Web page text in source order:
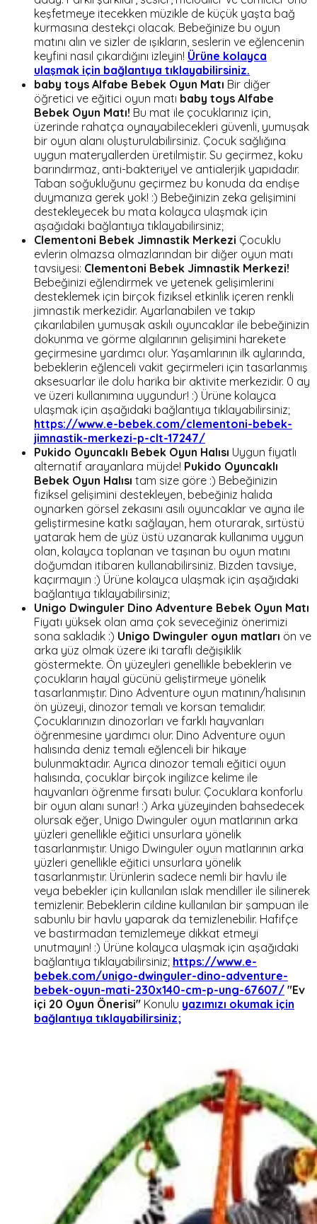
keşfetmeye itecekken müzikle de küçük yaşta bağ
kurmasına destekçi olacak. Bebeğinize bu oyun
matını alın ve sizler de ışıkların, seslerin ve eğlencenin
keyfini nasıl çıkardığını izleyin! Ürüne kolayca
ulaşmak için bağlantıya tıklayabilirsiniz.
baby toys Alfabe Bebek Oyun Matı Bir diğer
öğretici ve eğitici oyun matı baby toys Alfabe
Bebek Oyun Matı! Bu mat ile çocuklarınız için,
üzerinde rahatça oynayabilecekleri güvenli, yumuşak
bir oyun alanı oluşturulabilirsiniz. Çocuk sağlığına
uygun materyallerden üretilmiştir. Su geçirmez, koku
barındırmaz, anti-bakteriyel ve antialerjik yapıdadır.
Taban soğukluğunu geçirmez bu konuda da endişe
duymanıza gerek yok! :) Bebeğinizin zeka gelişimini
destekleyecek bu mata kolayca ulaşmak için
aşağıdaki bağlantıya tıklayabilirsiniz;
Clementoni Bebek Jimnastik Merkezi Çocuklu
evlerin olmazsa olmazlarından bir diğer oyun matı
tavsiyesi: Clementoni Bebek Jimnastik Merkezi!
Bebeğinizi eğlendirmek ve yetenek gelişimlerini
desteklemek için birçok fiziksel etkinlik içeren renkli
jimnastik merkezidir. Ayarlanabilen ve takıp
çıkarılabilen yumuşak askılı oyuncaklar ile bebeğinizin
dokunma ve görme algılarının gelişimini harekete
geçirmesine yardımcı olur. Yaşamlarının ilk aylarında,
bebeklerin eğlenceli vakit geçirmeleri için tasarlanmış
aksesuarlar ile dolu harika bir aktivite merkezidir. 0 ay
ve üzeri kullanımına uygundur! :) Ürüne kolayca
ulaşmak için aşağıdaki bağlantıya tıklayabilirsiniz;
https://www.e-bebek.com/clementoni-bebek-
jimnastik-merkezi-p-clt-17247/
Pukido Oyuncaklı Bebek Oyun Halısı Uygun fiyatlı
alternatif arayanlara müjde! Pukido Oyuncaklı
Bebek Oyun Halısı tam size göre :) Bebeğinizin
fiziksel gelişimini destekleyen, bebeğiniz halıda
oynarken görsel zekasını asılı oyuncaklar ve ayna ile
geliştirmesine katkı sağlayan, hem oturarak, sırtüstü
yatarak hem de yüz üstü uzanarak kullanıma uygun
olan, kolayca toplanan ve taşınan bu oyun matını
doğumdan itibaren kullanabilirsiniz. Bizden tavsiye,
kaçırmayın :) Ürüne kolayca ulaşmak için aşağıdaki
bağlantıya tıklayabilirsiniz;
Unigo Dwinguler Dino Adventure Bebek Oyun Matı
Fiyatı yüksek olan ama çok seveceğiniz önerimizi
sona sakladık :) Unigo Dwinguler oyun matları ön ve
arka yüz olmak üzere iki taraflı değişiklik
göstermekte. Ön yüzeyleri genellikle bebeklerin ve
çocukların hayal gücünü geliştirmeye yönelik
tasarlanmıştır. Dino Adventure oyun matının/halısının
ön yüzeyi, dinozor temalı ve korsan temalıdır.
Çocuklarınızın dinozorları ve farklı hayvanları
öğrenmesine yardımcı olur. Dino Adventure oyun
halısında deniz temalı eğlenceli bir hikaye
bulunmaktadır. Ayrıca dinozor temalı eğitici oyun
halısında, çocuklar birçok ingilizce kelime ile
hayvanları öğrenme fırsatı bulur. Çocuklara konforlu
bir oyun alanı sunar! :) Arka yüzeyinden bahsedecek
olursak eğer, Unigo Dwinguler oyun matlarının arka
yüzleri genellikle eğitici unsurlara yönelik
tasarlanmıştır. Unigo Dwinguler oyun matlarının arka
yüzleri genellikle eğitici unsurlara yönelik
tasarlanmıştır. Ürünlerin sadece nemli bir havlu ile
veya bebekler için kullanılan ıslak mendiller ile silinerek
temizlenir. Bebeklerin cildine kullanılan bir şampuan ile
sabunlu bir havlu yaparak da temizlenebilir. Hafifçe
ve bastırmadan temizlemeye dikkat etmeyi
unutmayın! :) Ürüne kolayca ulaşmak için aşağıdaki
bağlantıya tıklayabilirsiniz; https://www.e-
bebek.com/unigo-dwinguler-dino-adventure-
bebek-oyun-mati-230x140-cm-p-ung-67607/ "Ev
içi 20 Oyun Önerisi" Konulu yazımızı okumak için
bağlantıya tıklayabilirsiniz;